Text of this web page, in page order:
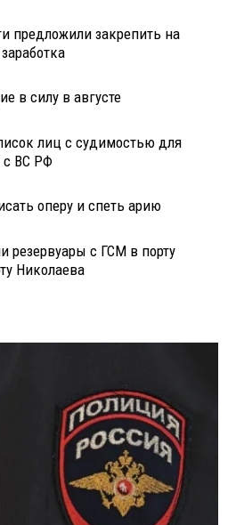
предложили закрепить на
в силу в августе
лиц с судимостью для
с ВС РФ
оперу и спеть арию
резервуары с ГСМ в порту
Николаева